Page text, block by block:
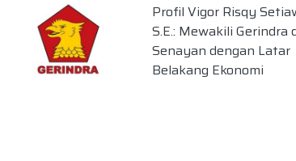
Profil Vigor Risqy
S.E.: Mewakili Gerindra
Senayan dengan Latar
Belakang Ekonomi